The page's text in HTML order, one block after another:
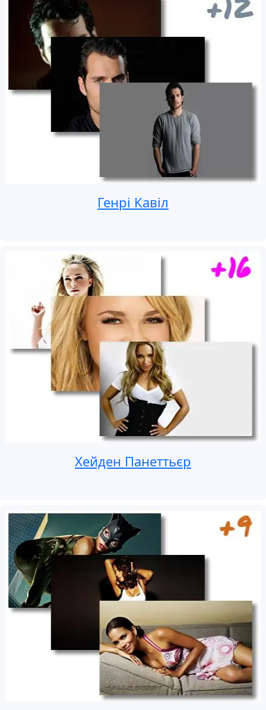
Генрі Кавіл
Хейден Панеттьєр